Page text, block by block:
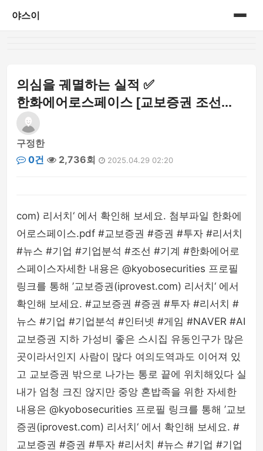
야스이
의심을 궤멸하는 실적 ✅
한화에어로스페이스 [교보증권 조선...
구정한
0건
2,736회 2025.04.29 02:20
com) 리서치‘ 에서 확인해 보세요. 첨부파일 한화에
어로스페이스.pdf #교보증권 #증권 #투자 #리서치
#뉴스 #기업 #기업분석 #조선 #기계 #한화에어로
스페이스자세한 내용은 @kyobosecurities 프로필
링크를 통해 ’교보증권(iprovest.com) 리서치‘ 에서
확인해 보세요. #교보증권 #증권 #투자 #리서치 #
뉴스 #기업 #기업분석 #인터넷 #게임 #NAVER #AI
교보증권 지하 가성비 좋은 스시집 유동인구가 많은
곳이라서인지 사람이 많다 여의도역과도 이어져 있
고 교보증권 밖으로 나가는 통로 끝에 위치해있다 실
내가 엄청 크진 않지만 중앙 혼밥족을 위한 자세한
내용은 @kyobosecurities 프로필 링크를 통해 ’교보
증권(iprovest.com) 리서치‘ 에서 확인해 보세요. #
교보증권 #증권 #투자 #리서치 #뉴스 #기업 #기업